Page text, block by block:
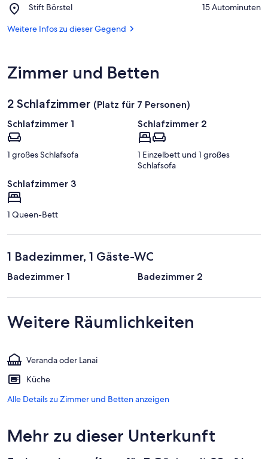
TERRA.vita
Bourtanger
–
Stift Börstel
Place,
Börstel
‪15 Autominuten‬
Weitere Infos zu dieser Gegend
Zimmer und Betten
2 Schlafzimmer (Platz für 7 Personen)
Schlafzimmer 1
1 großes Schlafsofa
Schlafzimmer 2
1 Einzelbett und 1 großes
Schlafsofa
Schlafzimmer 3
1 Queen-Bett
1 Badezimmer, 1 Gäste-WC
Badezimmer 1 Badezimmer 2
Weitere Räumlichkeiten
Veranda oder Lanai
Küche
Alle Details zu Zimmer und Betten anzeigen
Mehr zu dieser Unterkunft